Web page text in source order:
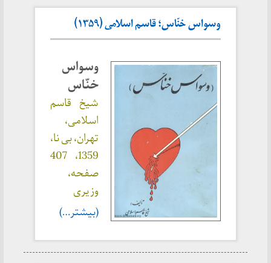
وسواس خنّاس؛ قاسم اسلامی (۱۳۵۹)
وسواس
خنّاس
شیخ قاسم
اسلامی،
تهران، بی نا،
1359، 407
صفحه،
وزیری
(بیشتر…)